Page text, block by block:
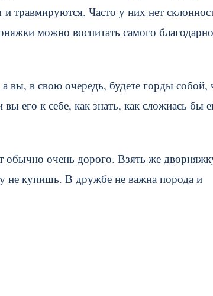
травмируются. Часто у них нет
можно воспитать самого
вы, в свою очередь, будете горды собой,
его к себе, как знать, как сложиась бы
обычно очень дорого. Взять же
не купишь. В дружбе не важна порода и